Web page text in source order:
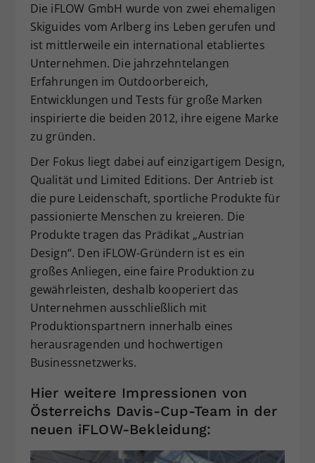
Die iFLOW GmbH wurde von zwei ehemaligen
Skiguides vom Arlberg ins Leben gerufen und
ist mittlerweile ein international etabliertes
Unternehmen. Die jahrzehntelangen
Erfahrungen im Outdoorbereich,
Entwicklungen und Tests für große Marken
inspirierte die beiden 2012, ihre eigene Marke
zu gründen.
Der Fokus liegt dabei auf einzigartigem Design,
Qualität und Limited Editions. Der Antrieb ist
die pure Leidenschaft, sportliche Produkte für
passionierte Menschen zu kreieren. Die
Produkte tragen das Prädikat „Austrian
Design“. Den iFLOW-Gründern ist es ein
großes Anliegen, eine faire Produktion zu
gewährleisten, deshalb kooperiert das
Unternehmen ausschließlich mit
Produktionspartnern innerhalb eines
herausragenden und hochwertigen
Businessnetzwerks.
Hier weitere Impressionen von
Österreichs Davis-Cup-Team in der
neuen iFLOW-Bekleidung: